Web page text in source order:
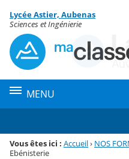
Menu de la rubrique
Contenu
Lycée Astier, Aubenas
Sciences et Ingénierie
MENU
Vous êtes ici : Accueil› NOS
Ebénisterie